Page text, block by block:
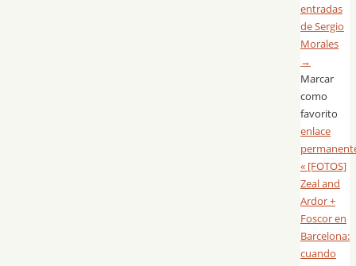
entradas
de Sergio
Morales
→
Marcar
como
favorito
enlace
« [FOTOS]
Zeal and
Ardor +
Foscor en
Barcelona:
cuando